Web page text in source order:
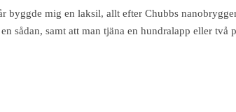
byggde mig en laksil, allt efter Chubbs
sådan, samt att man tjäna en hundralapp eller två